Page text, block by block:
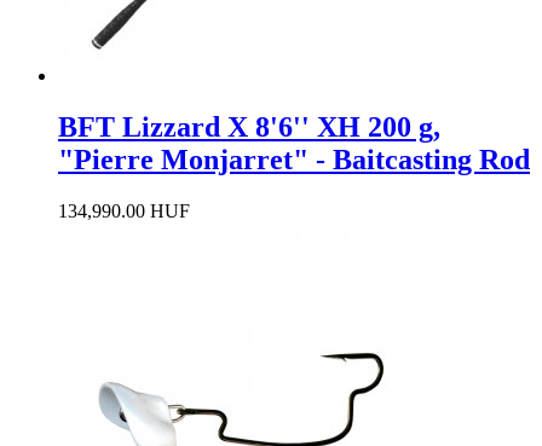
BFT Lizzard X 8'6'' XH 200 g,
"Pierre Monjarret" - Baitcasting Rod
134,990.00 HUF